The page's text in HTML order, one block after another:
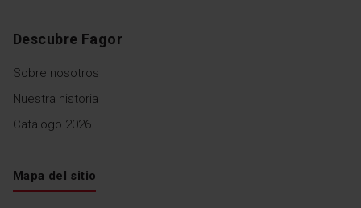
Descubre Fagor
Sobre nosotros
Nuestra historia
Catálogo 2026
Mapa del sitio